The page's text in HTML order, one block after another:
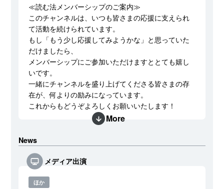
≪読む法メンバーシップのご案内≫
このチャンネルは、いつも皆さまの応援に支えられ
て活動を続けられています。
もし「もう少し応援してみようかな」と思っていた
だけましたら、
メンバーシップにご参加いただけますととても嬉し
いです。
一緒にチャンネルを盛り上げてくださる皆さまの存
在が、何よりの励みになっています。
これからもどうぞよろしくお願いいたします！
More
News
メディア出演
ほか